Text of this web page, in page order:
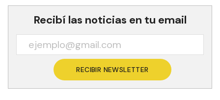
Recibí las noticias en tu email
RECIBIR NEWSLETTER